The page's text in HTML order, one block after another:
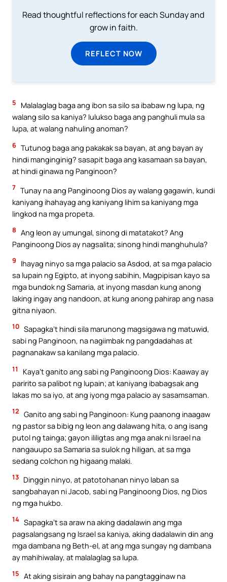
Read thoughtful reflections for each Sunday and
grow in faith.
REFLECT NOW
5
Malalaglag baga ang ibon sa silo sa ibabaw ng lupa, ng
walang silo sa kaniya? lulukso baga ang panghuli mula sa
lupa, at walang nahuling anoman?
6 Tutunog baga ang pakakak sa bayan, at ang bayan ay
hindi manginginig? sasapit baga ang kasamaan sa bayan,
at hindi ginawa ng Panginoon?
7 Tunay na ang Panginoong Dios ay walang gagawin, kundi
kaniyang ihahayag ang kaniyang lihim sa kaniyang mga
lingkod na mga propeta.
8 Ang leon ay umungal, sinong di matatakot? Ang
Panginoong Dios ay nagsalita; sinong hindi manghuhula?
9
Ihayag ninyo sa mga palacio sa Asdod, at sa mga palacio
sa lupain ng Egipto, at inyong sabihin, Magpipisan kayo sa
mga bundok ng Samaria, at inyong masdan kung anong
laking ingay ang nandoon, at kung anong pahirap ang nasa
gitna niyaon.
10 Sapagka’t hindi sila marunong magsigawa ng matuwid,
sabi ng Panginoon, na nagiimbak ng pangdadahas at
pagnanakaw sa kanilang mga palacio.
11
Kaya’t ganito ang sabi ng Panginoong Dios: Kaaway ay
paririto sa palibot ng lupain; at kaniyang ibabagsak ang
lakas mo sa iyo, at ang iyong mga palacio ay sasamsaman.
12 Ganito ang sabi ng Panginoon: Kung paanong inaagaw
ng pastor sa bibig ng leon ang dalawang hita, o ang isang
putol ng tainga; gayon ililigtas ang mga anak ni Israel na
nangauupo sa Samaria sa sulok ng hiligan, at sa mga
sedang colchon ng higaang malaki.
13 Dinggin ninyo, at patotohanan ninyo laban sa
sangbahayan ni Jacob, sabi ng Panginoong Dios, ng Dios
ng mga hukbo.
14 Sapagka’t sa araw na aking dadalawin ang mga
pagsalangsang ng Israel sa kaniya, aking dadalawin din ang
mga dambana ng Beth-el, at ang mga sungay ng dambana
ay mahihiwalay, at malalaglag sa lupa.
15 At aking sisirain ang bahay na pangtagginaw na